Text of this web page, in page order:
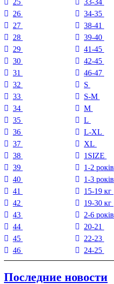
26
27
28
29
30
31
32
33
34
35
36
37
38
39
40
41
42
43
44
45
46
34-35
38-41
39-40
41-45
42-45
46-47
S
S-M
M
L
L-XL
XL
1SIZE
1-2 років
1-3 років
15-19 кг
19-30 кг
2-6 років
20-21
22-23
24-25
Последние новости